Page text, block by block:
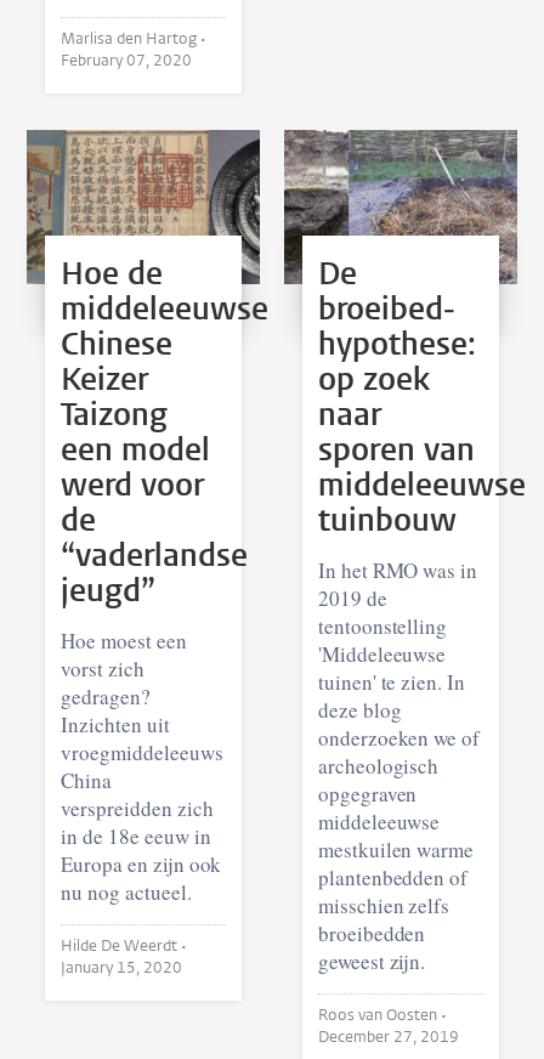
Marlisa den Hartog •
February 07, 2020
Hoe de
middeleeuwse
Chinese
Keizer
Taizong
een model
werd voor
de
“vaderlandse
jeugd”
Hoe moest een
vorst zich
gedragen?
Inzichten uit
vroegmiddeleeuws
China
verspreidden zich
in de 18e eeuw in
Europa en zijn ook
nu nog actueel.
Hilde De Weerdt •
January 15, 2020
De
broeibed­
hypothese:
op zoek
naar
sporen van
middeleeuwse
tuinbouw
In het RMO was in
2019 de
tentoonstelling
'Middeleeuwse
tuinen' te zien. In
deze blog
onderzoeken we of
archeologisch
opgegraven
middeleeuwse
mestkuilen warme
plantenbedden of
misschien zelfs
broeibedden
geweest zijn.
Roos van Oosten •
December 27, 2019